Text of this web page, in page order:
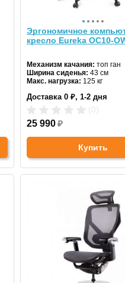
Эргономичное
кресло Eureka OC10-
Механизм качания: топ ган
Ширина сиденья: 43 см
Макс. нагрузка: 125 кг
Материал спинки:ткань
Цвет:белый
Доставка 0 ₽, 1-2 дня
25 990₽
Купить